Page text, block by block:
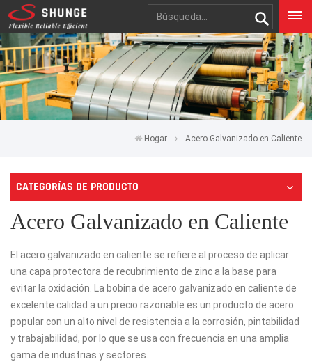
Hogar Acero Galvanizado en Caliente
CATEGORÍAS DE PRODUCTO
Acero Galvanizado en Caliente
El acero galvanizado en caliente se refiere al proceso de aplicar
una capa protectora de recubrimiento de zinc a la base para
evitar la oxidación. La bobina de acero galvanizado en caliente de
excelente calidad a un precio razonable es un producto de acero
popular con un alto nivel de resistencia a la corrosión, pintabilidad
y trabajabilidad, por lo que se usa con frecuencia en una amplia
gama de industrias y sectores.